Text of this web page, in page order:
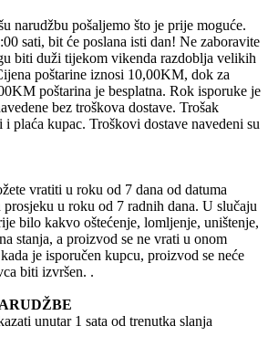
narudžbu pošaljemo što je prije moguće.
sati, bit će poslana isti dan! Ne zaboravite
biti duži tijekom vikenda razdoblja velikih
poštarine iznosi 10,00KM, dok za
poštarina je besplatna. Rok isporuke je
bez troškova dostave. Trošak
i plaća kupac. Troškovi dostave navedeni su
vratiti u roku od 7 dana od datuma
prosjeku u roku od 7 radnih dana. U slučaju
bilo kakvo oštećenje, lomljenje, uništenje,
stanja, a proizvod se ne vrati u onom
je isporučen kupcu, proizvod se neće
biti izvršen. .
unutar 1 sata od trenutka slanja